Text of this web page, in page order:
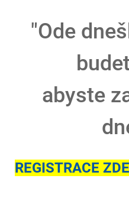
"Ode
abyste
REGISTRACE ZDE